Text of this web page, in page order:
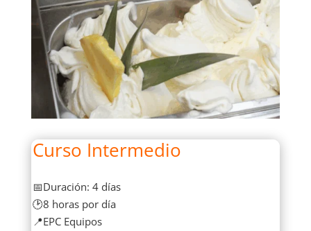
Curso Intermedio
📅Duración: 4 días
🕑8 horas por día
📍EPC Equipos